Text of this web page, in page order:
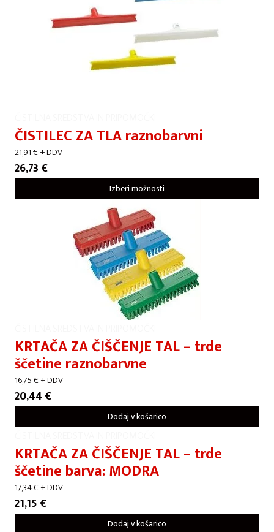
ČISTILEC ZA TLA raznobarvni
21,91€+ DDV
26,73 €
Izberi možnosti
KRTAČA ZA ČIŠČENJE TAL – trde
ščetine raznobarvne
16,75€+ DDV
20,44 €
Dodaj v košarico
KRTAČA ZA ČIŠČENJE TAL – trde
ščetine barva: MODRA
17,34€+ DDV
21,15 €
Dodaj v košarico